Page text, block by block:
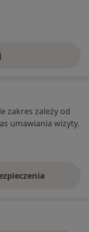
zakres zależy od
umawiania wizyty.